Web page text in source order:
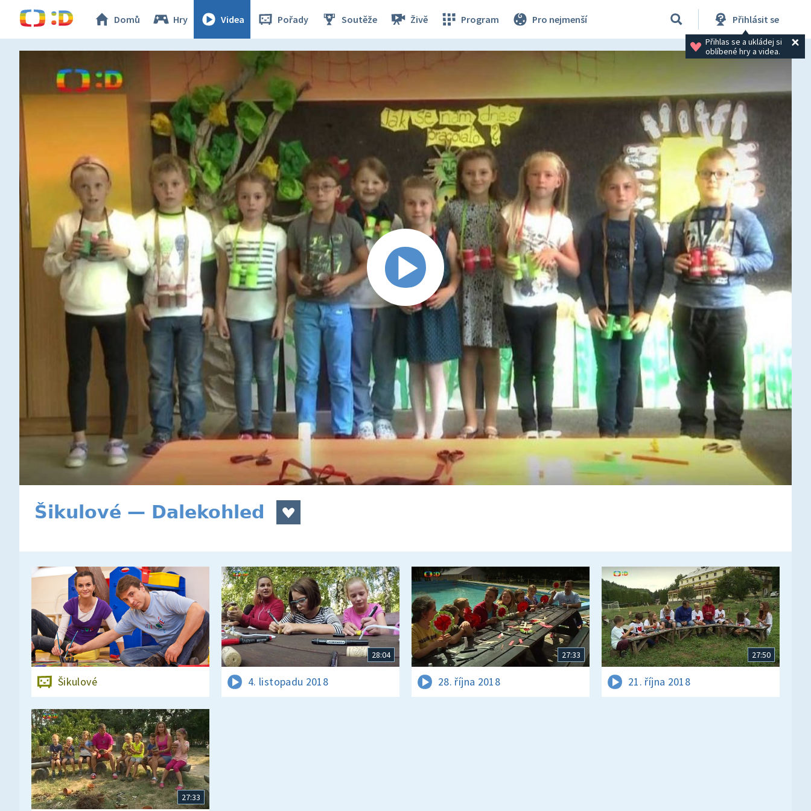
Domů Hry Videa Pořady Soutěže Živě Program Pro nejmenší Přihlásit se
Přihlas se a ukládej si
oblíbené hry a videa.
Šikulové — Dalekohled
Šikulové
28:04
4. listopadu 2018
27:33
28. října 2018
27:50
21. října 2018
27:33